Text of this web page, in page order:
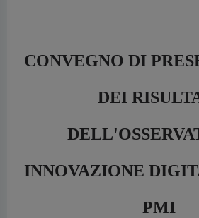
CONVEGNO DI
DEI
INNOVAZIONE
PMI